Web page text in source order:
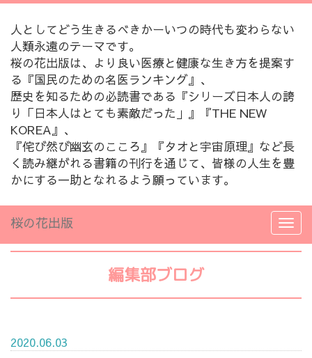
人としてどう生きるべきかーいつの時代も変わらない
人類永遠のテーマです。
桜の花出版は、より良い医療と健康な生き方を提案す
る『国民のための名医ランキング』、
歴史を知るための必読書である『シリーズ日本人の誇
り「日本人はとても素敵だった」』『THE NEW
KOREA』、
『侘び然び幽玄のこころ』『タオと宇宙原理』など長
く読み継がれる書籍の刊行を通じて、皆様の人生を豊
かにする一助となれるよう願っています。
桜の花出版
編集部ブログ
2020.06.03